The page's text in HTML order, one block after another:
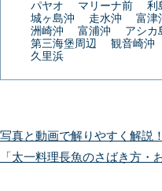
パヤオ
マリーナ前 利
城ヶ島沖
走水沖 富津
洲崎沖
富浦沖 アシカ
第三海堡周辺
観音崎沖
久里浜
写真と動画で解りやすく解説！
「太一料理長魚のさばき方・